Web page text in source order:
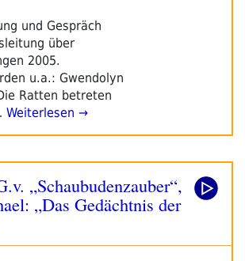
und Gespräch
über
2005.
u.a.: Gwendolyn
Ratten betreten
Weiterlesen →
„Schaubudenzauber“,
„Das Gedächtnis der